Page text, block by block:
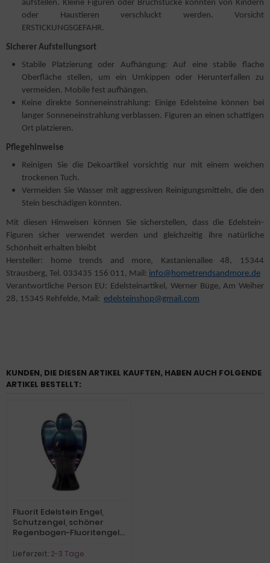
aufstellen. Kleine Figuren oder Bruchstücke könnten von Kindern
oder Haustieren verschluckt werden. Vorsicht
ERSTICKUNGSGEFAHR.
Sicherer Aufstellungsort
Stabile Platzierung oder Aufhängung: Auf eine stabile flache
Oberfläche stellen, um ein Umkippen oder Herunterfallen zu
vermeiden. Mobile fest aufhängen.
Keine direkte Sonneneinstrahlung: Einige Edelsteine können bei
langer Sonneneinstrahlung verblassen. Figuren an einen schattigen
Ort platzieren.
Pflegehinweise
Reinigen Sie die Dekoartikel vorsichtig nur mit einem weichen
trockenen Tuch.
Vermeiden Sie Wasser mit aggressiven Reinigungsmitteln, die den
Stein beschädigen könnten.
Mit diesen Hinweisen können Sie sicherstellen, dass die Edelstein-
Figuren sicher verwendet werden und gleichzeitig ihre natürliche
Schönheit erhalten bleibt
Hersteller: home trends and more, Kastanienallee 48, 15344
Strausberg, Tel. 033435 156 011, Mail: info@hometrendsandmore.de
Verantwortliche Person EU: Edelsteinartikel, Werner Büge, Am Weiher
28, 15345 Rehfelde, Mail: edelsteinshop@gmail.com
KUNDEN, DIE DIESEN ARTIKEL KAUFTEN, HABEN AUCH FOLGENDE
ARTIKEL BESTELLT:
Fluorit Edelstein Engel,
Schutzengel, schöner
Regenbogen-Fluoritengel,
ca.7cm
Lieferzeit: 2-3 Tage